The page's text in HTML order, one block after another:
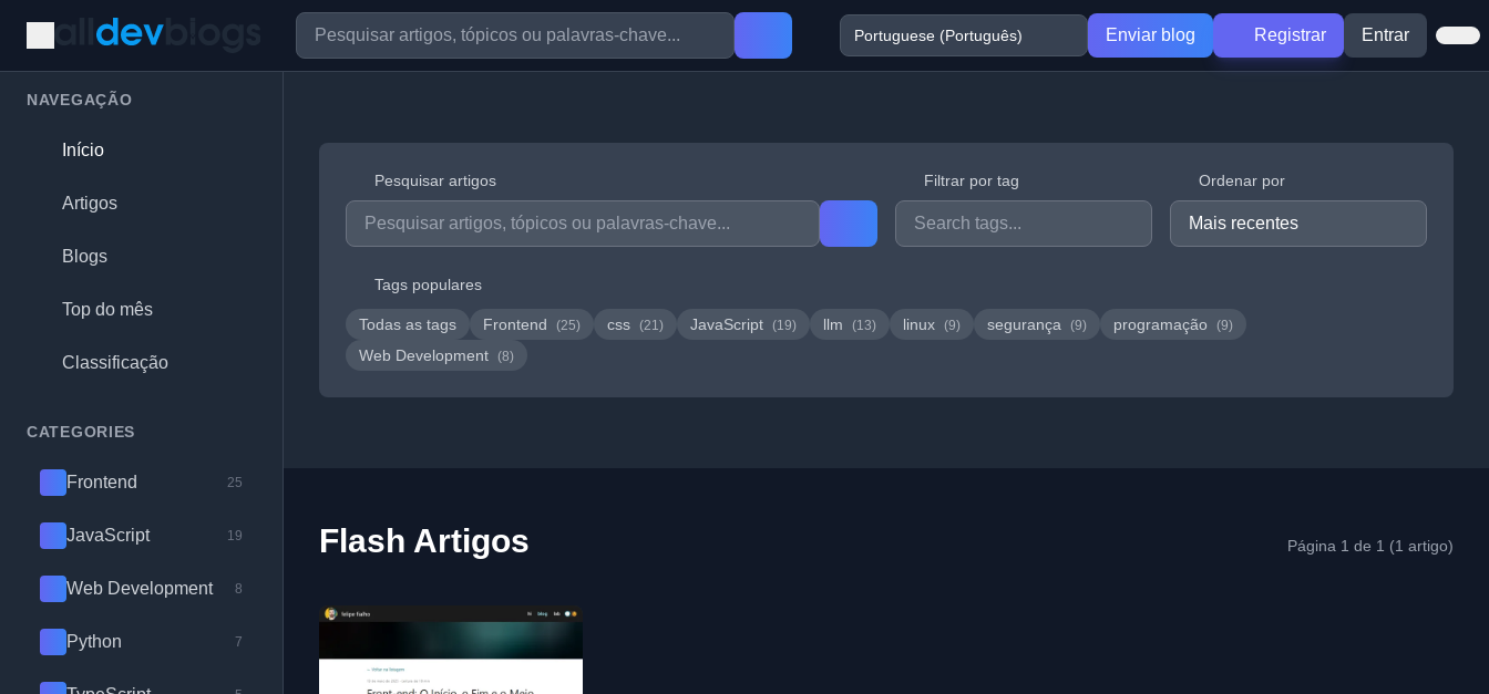
Enviar blog Registrar Entrar
NAVEGAÇÃO
Início
Artigos
Blogs
Top do mês
Classificação
CATEGORIES
Frontend 25
JavaScript 19
Web Development 8
Python 7
Pesquisar artigos Filtrar por tag Ordenar por
Tags populares
Todas as tags Frontend (25) css (21) JavaScript (19) llm (13) linux (9) segurança (9) programação (9)
Web Development (8)
Flash Artigos Página 1 de 1 (1 artigo)